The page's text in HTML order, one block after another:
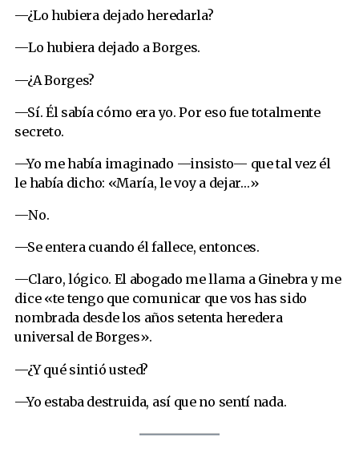
—¿Lo hubiera dejado heredarla?
—Lo hubiera dejado a Borges.
—¿A Borges?
—Sí. Él sabía cómo era yo. Por eso fue totalmente
secreto.
—Yo me había imaginado —insisto— que tal vez él
le había dicho: «María, le voy a dejar…»
—No.
—Se entera cuando él fallece, entonces.
—Claro, lógico. El abogado me llama a Ginebra y me
dice «te tengo que comunicar que vos has sido
nombrada desde los años setenta heredera
universal de Borges».
—¿Y qué sintió usted?
—Yo estaba destruida, así que no sentí nada.